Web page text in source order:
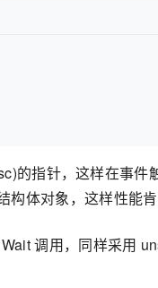
指针，这样在事
体对象，这样性能肯
调用，同样采用